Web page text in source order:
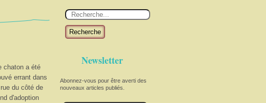
Recherche
Newsletter
Abonnez-vous pour être averti des
nouveaux articles publiés.
chaton a été
errant dans
rue du côté de
d'adoption